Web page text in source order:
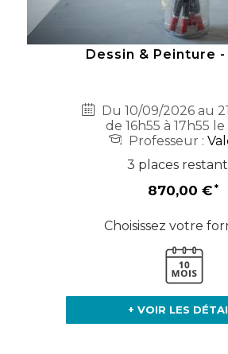
Dessin & Peinture
Du 10/09/2026 au
de 16h55 à 17h55
Professeur :
3 places
870,00 €
Choisissez votre
+ VOIR LES